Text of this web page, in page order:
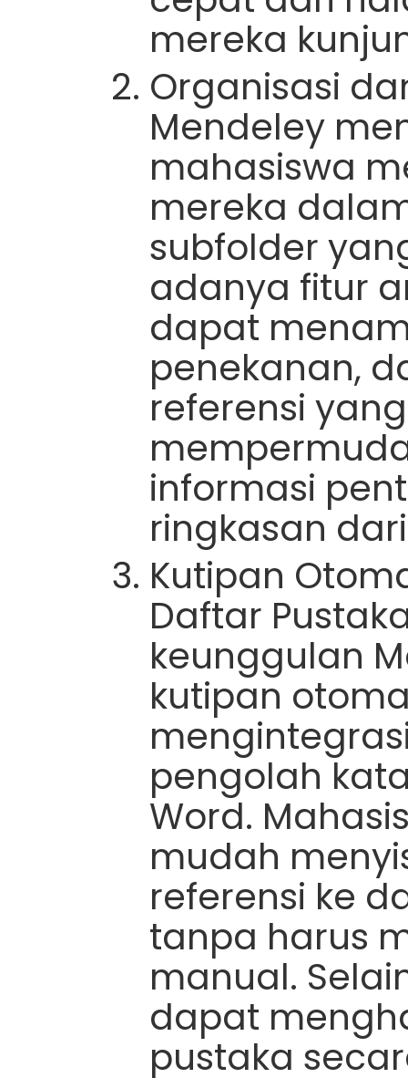
mereka
Organisasi
Mendeley
mahasiswa
mereka
subfolder
adanya fitur
dapat
penekanan,
referensi
informasi
ringkasan
Kutipan
Daftar
keunggulan
kutipan
pengolah
Word.
mudah
referensi ke
tanpa harus
manual.
dapat
pustaka